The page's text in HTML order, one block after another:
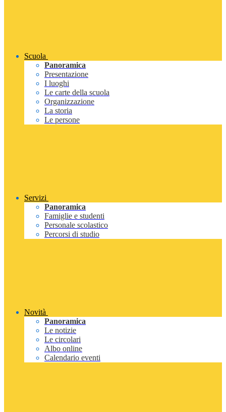
Scuola
Panoramica
Presentazione
I luoghi
Le carte della scuola
Organizzazione
La storia
Le persone
Servizi
Panoramica
Famiglie e studenti
Personale scolastico
Percorsi di studio
Novità
Panoramica
Le notizie
Le circolari
Albo online
Calendario eventi